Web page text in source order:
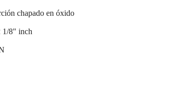
chapado en óxido
1/8" inch